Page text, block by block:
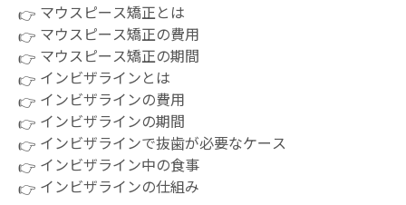
マウスピース矯正とは
マウスピース矯正の費用
マウスピース矯正の期間
インビザラインとは
インビザラインの費用
インビザラインの期間
インビザラインで抜歯が必要なケース
インビザライン中の食事
インビザラインの仕組み